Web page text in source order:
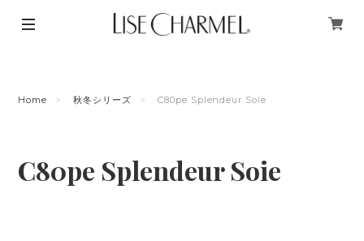
Home 秋冬シリーズ C80pe Splendeur Soie
C80pe Splendeur Soie